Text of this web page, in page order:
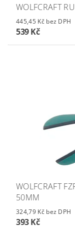
WOLFCRAFT
445,45 Kč bez DPH
539 Kč
WOLFCRAFT
50MM
324,79 Kč bez DPH
393 Kč